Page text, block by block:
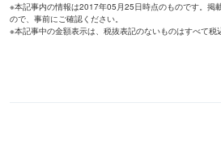
※本記事内の情報は2017年05月25日時点のものです。掲
ので、事前にご確認ください。
※本記事中の金額表示は、税抜表記のないものはすべて税